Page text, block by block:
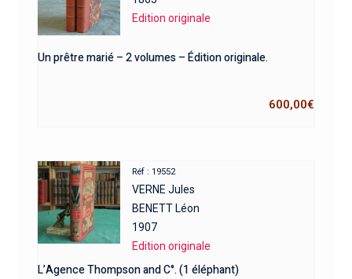
Edition originale
Un prêtre marié – 2 volumes – Édition originale.
600,00€
Réf : 19552
VERNE Jules
BENETT Léon
1907
Edition originale
L’Agence Thompson and C°. (1 éléphant)